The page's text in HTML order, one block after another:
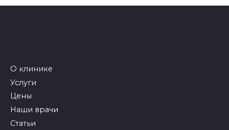
О клинике
Услуги
Цены
Наши врачи
Статьи